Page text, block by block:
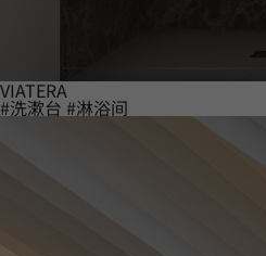
VIATERA
#洗漱台 #淋浴间